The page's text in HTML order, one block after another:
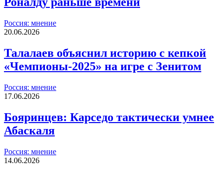
Россия: мнение
20.06.2026
Талалаев объяснил историю с кепкой
«Чемпионы-2025» на игре с Зенитом
Россия: мнение
17.06.2026
Бояринцев: Карседо тактически умнее
Абаскаля
Россия: мнение
14.06.2026